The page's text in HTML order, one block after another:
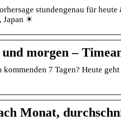
stundengenau für heute
Japan ☀
morgen –
7 Tagen? Heute
Monat,